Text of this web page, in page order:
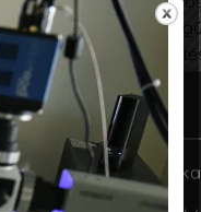
az egyes
tárolja, mivel ezek
tovább terjedt, és
terápiás
daganatának
értékelését az